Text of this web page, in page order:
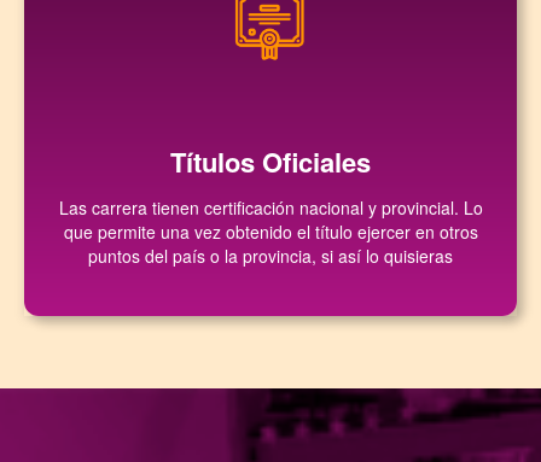
Títulos Oficiales
Las carrera tienen certificación nacional y provincial. Lo
que permite una vez obtenido el título ejercer en otros
puntos del país o la provincia, si así lo quisieras